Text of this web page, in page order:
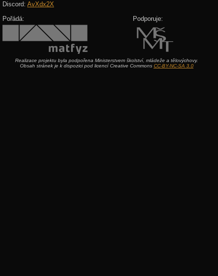
Discord: AvXdx2X
Pořádá: Podporuje:
Realizace projektu byla podpořena Ministerstvem školství, mládeže a tělovýchovy.
Obsah stránek je k dispozici pod licencí Creative Commons CC-BY-NC-SA 3.0